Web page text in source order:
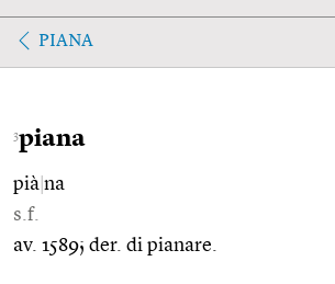
PIANA
3piana
pià na
s.f.
av. 1589; der. di pianare.